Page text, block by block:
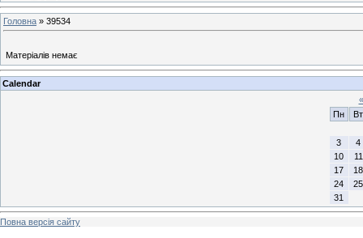
Головна » 39534
Матеріалів немає
Calendar
«
Пн
Вт
3
4
10
11
17
18
24
25
31
Повна версія сайту